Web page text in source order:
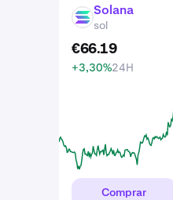
SOL Solana
sol
€66.19
+3,30%24H
Comprar